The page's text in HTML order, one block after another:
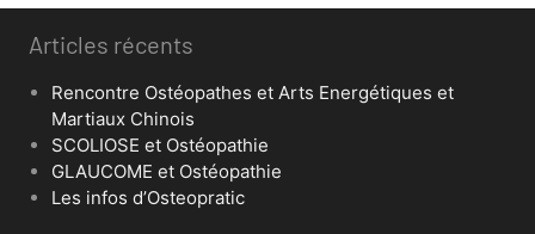
Articles récents
Rencontre Ostéopathes et Arts Energétiques et
Martiaux Chinois
SCOLIOSE et Ostéopathie
GLAUCOME et Ostéopathie
Les infos d’Osteopratic